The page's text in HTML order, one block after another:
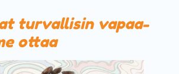
turvallisin vapaa-
ottaa